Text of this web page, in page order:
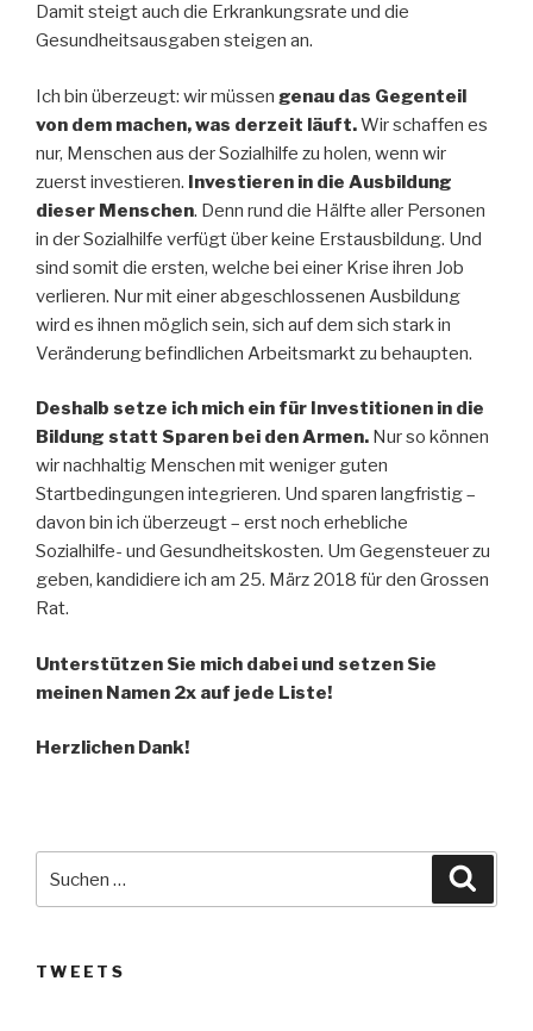
Damit steigt auch die Erkrankungsrate und die
Gesundheitsausgaben steigen an.
Ich bin überzeugt: wir müssen genau das Gegenteil
von dem machen, was derzeit läuft.Wir schaffen es
nur, Menschen aus der Sozialhilfe zu holen, wenn wir
zuerst investieren. Investieren in die Ausbildung
dieser Menschen. Denn rund die Hälfte aller Personen
in der Sozialhilfe verfügt über keine Erstausbildung. Und
sind somit die ersten, welche bei einer Krise ihren Job
verlieren. Nur mit einer abgeschlossenen Ausbildung
wird es ihnen möglich sein, sich auf dem sich stark in
Veränderung befindlichen Arbeitsmarkt zu behaupten.
Deshalb setze ich mich ein für Investitionen in die
Bildung statt Sparen bei den Armen. Nur so können
wir nachhaltig Menschen mit weniger guten
Startbedingungen integrieren. Und sparen langfristig –
davon bin ich überzeugt – erst noch erhebliche
Sozialhilfe- und Gesundheitskosten. Um Gegensteuer zu
geben, kandidiere ich am 25. März 2018 für den Grossen
Rat.
Unterstützen Sie mich dabei und setzen Sie
meinen Namen 2x auf jede Liste!
Herzlichen Dank!
nach:
TWEETS